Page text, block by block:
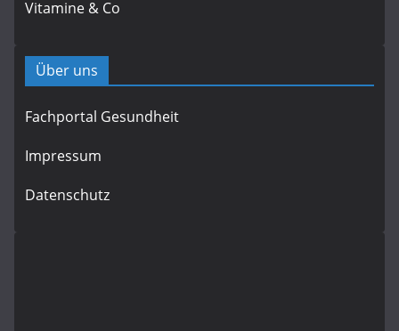
Vitamine & Co
Über uns
Fachportal Gesundheit
Impressum
Datenschutz